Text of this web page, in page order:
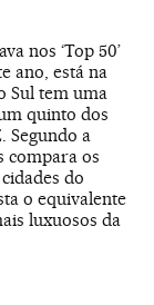
nos ‘Top 50’
ano, está na
Sul tem uma
quinto dos
Segundo a
compara os
do
o equivalente
luxuosos da